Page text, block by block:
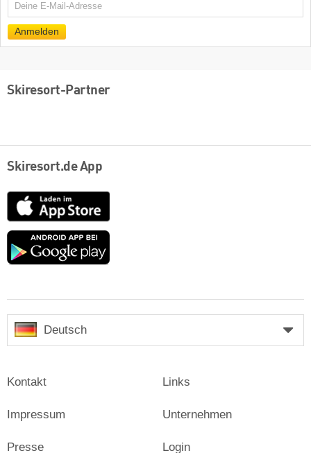
E-
Anmelden
Skiresort-Partner
Skiresort.de App
App
Store
Google
Deutsch
Kontakt
Impressum
Presse
Links
Unternehmen
Login